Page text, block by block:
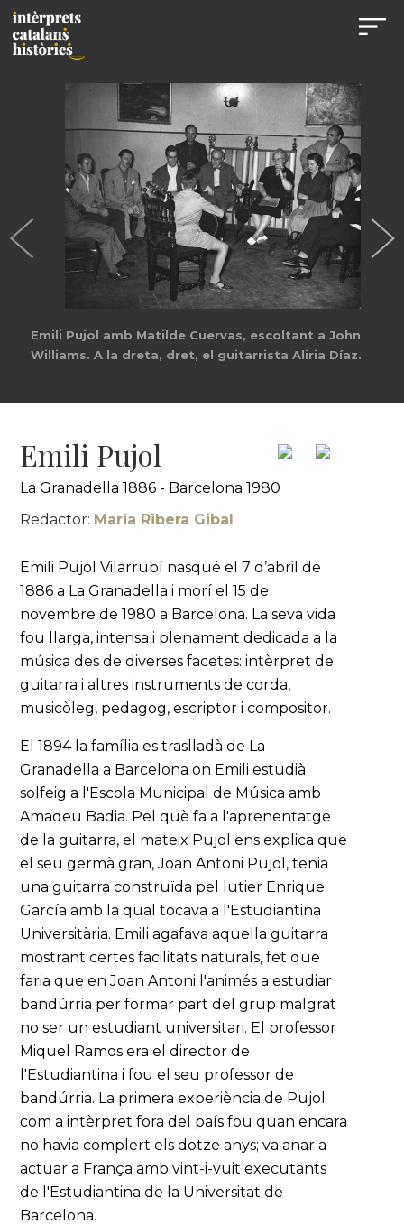
Emili Pujol amb Matilde Cuervas, escoltant a John
Williams. A la dreta, dret, el guitarrista Aliria Díaz.
Emili Pujol
La Granadella 1886 - Barcelona 1980
Redactor: Maria Ribera Gibal
Emili Pujol Vilarrubí nasqué el 7 d’abril de
1886 a La Granadella i morí el 15 de
novembre de 1980 a Barcelona. La seva vida
fou llarga, intensa i plenament dedicada a la
música des de diverses facetes: intèrpret de
guitarra i altres instruments de corda,
musicòleg, pedagog, escriptor i compositor.
El 1894 la família es traslladà de La
Granadella a Barcelona on Emili estudià
solfeig a l'Escola Municipal de Música amb
Amadeu Badia. Pel què fa a l'aprenentatge
de la guitarra, el mateix Pujol ens explica que
el seu germà gran, Joan Antoni Pujol, tenia
una guitarra construïda pel lutier Enrique
García amb la qual tocava a l'Estudiantina
Universitària. Emili agafava aquella guitarra
mostrant certes facilitats naturals, fet que
faria que en Joan Antoni l'animés a estudiar
bandúrria per formar part del grup malgrat
no ser un estudiant universitari. El professor
Miquel Ramos era el director de
l'Estudiantina i fou el seu professor de
bandúrria. La primera experiència de Pujol
com a intèrpret fora del país fou quan encara
no havia complert els dotze anys; va anar a
actuar a França amb vint-i-vuit executants
de l'Estudiantina de la Universitat de
Barcelona.